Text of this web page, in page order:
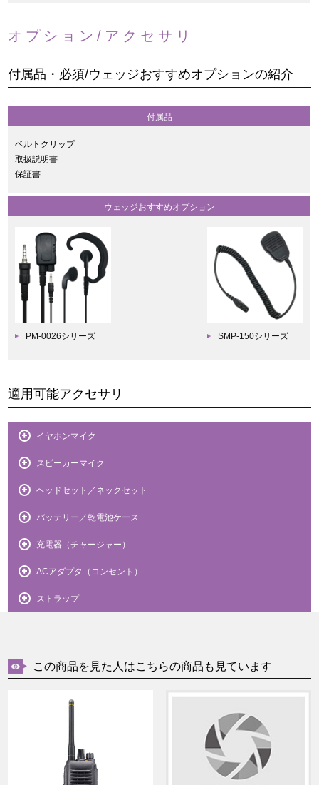
オプション/アクセサリ
付属品・必須/ウェッジおすすめオプションの紹介
付属品
ベルトクリップ
取扱説明書
保証書
ウェッジおすすめオプション
PM-0026シリーズ SMP-150シリーズ
適用可能アクセサリ
イヤホンマイク
スピーカーマイク
ヘッドセット／ネックセット
バッテリー／乾電池ケース
充電器（チャージャー）
ACアダプタ（コンセント）
ストラップ
この商品を見た人はこちらの商品も見ています